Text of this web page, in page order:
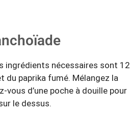
ingrédients nécessaires sont 12
du paprika fumé. Mélangez la
vous d’une poche à douille pour
le dessus.